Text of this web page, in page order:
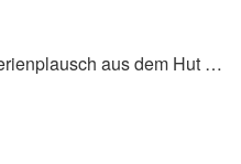
aus dem Hut …